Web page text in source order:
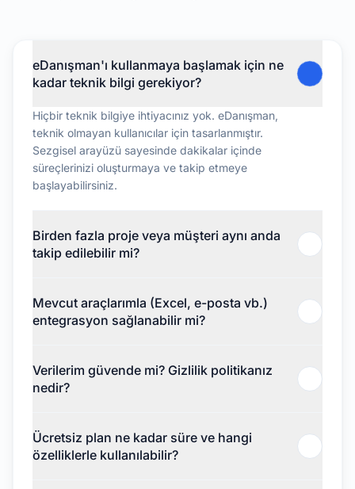
eDanışman'ı kullanmaya başlamak için ne
kadar teknik bilgi gerekiyor?
Hiçbir teknik bilgiye ihtiyacınız yok. eDanışman,
teknik olmayan kullanıcılar için tasarlanmıştır.
Sezgisel arayüzü sayesinde dakikalar içinde
süreçlerinizi oluşturmaya ve takip etmeye
başlayabilirsiniz.
Birden fazla proje veya müşteri aynı anda
takip edilebilir mi?
Mevcut araçlarımla (Excel, e-posta vb.)
entegrasyon sağlanabilir mi?
Verilerim güvende mi? Gizlilik politikanız
nedir?
Ücretsiz plan ne kadar süre ve hangi
özelliklerle kullanılabilir?